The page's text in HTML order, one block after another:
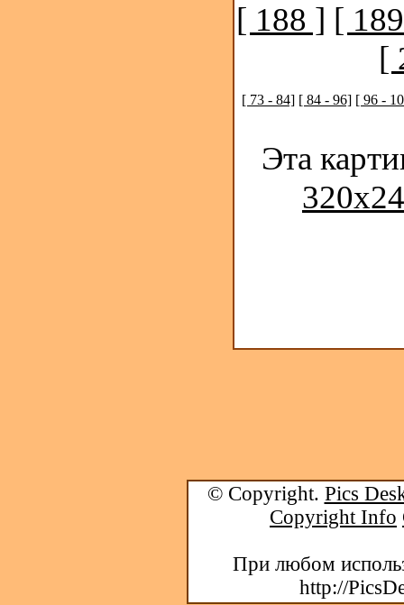
[ 188 ] [
[
[ 73 - 84] [ 84 - 96] [ 96 -
Эта
© Copyright. Pics
Copyright Info
При любом
http://